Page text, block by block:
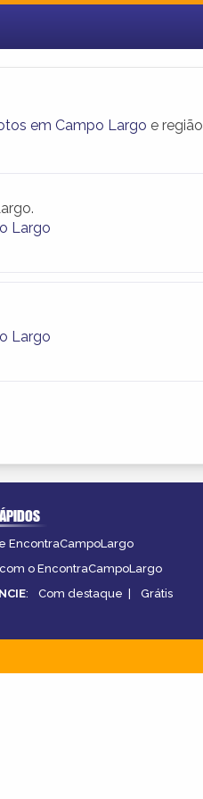
em Campo Largo e região,
Largo
Largo
EncontraCampoLargo
o EncontraCampoLargo
: Com destaque | Grátis